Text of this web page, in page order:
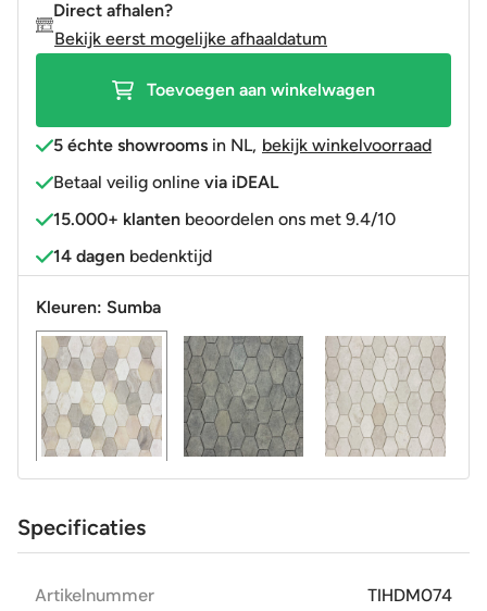
Direct afhalen?
Bekijk eerst mogelijke afhaaldatum
Toevoegen aan winkelwagen
5 échte showrooms in NL, bekijk winkelvoorraad
Betaal veilig online via iDEAL
15.000+ klanten beoordelen ons met 9.4/10
14 dagen bedenktijd
Kleuren: Sumba
Specificaties
Artikelnummer TIHDM074